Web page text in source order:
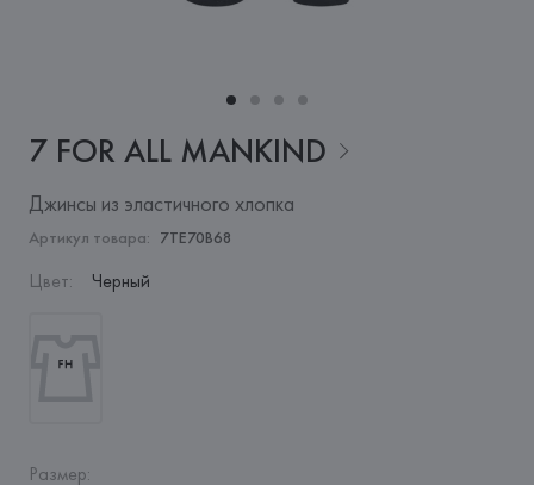
7 FOR ALL MANKIND
Джинсы из эластичного хлопка
Артикул товара: 7TE70B68
Цвет: Черный
Размер: